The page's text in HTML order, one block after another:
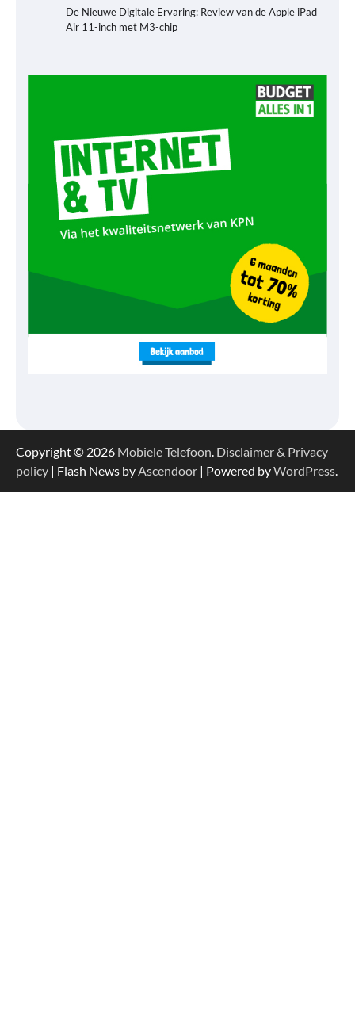
De Nieuwe Digitale Ervaring: Review van de Apple iPad
Air 11-inch met M3-chip
Copyright © 2026 Mobiele Telefoon. Disclaimer & Privacy
policy | Flash News byAscendoor | Powered byWordPress.